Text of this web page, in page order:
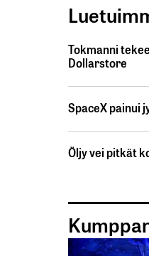
Tokmanni
Dollarstore
SpaceX painui
Öljy vei pitkät